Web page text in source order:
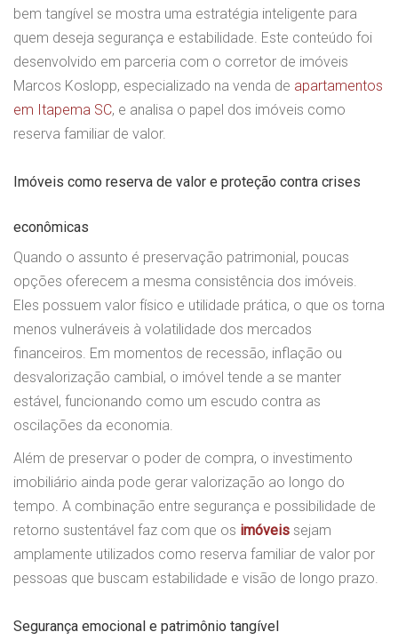
bem tangível se mostra uma estratégia inteligente para
quem deseja segurança e estabilidade. Este conteúdo foi
desenvolvido em parceria com o corretor de imóveis
Marcos Koslopp, especializado na venda de apartamentos
em Itapema SC, e analisa o papel dos imóveis como
reserva familiar de valor.
Imóveis como reserva de valor e proteção contra crises
econômicas
Quando o assunto é preservação patrimonial, poucas
opções oferecem a mesma consistência dos imóveis.
Eles possuem valor físico e utilidade prática, o que os torna
menos vulneráveis à volatilidade dos mercados
financeiros. Em momentos de recessão, inflação ou
desvalorização cambial, o imóvel tende a se manter
estável, funcionando como um escudo contra as
oscilações da economia.
Além de preservar o poder de compra, o investimento
imobiliário ainda pode gerar valorização ao longo do
tempo. A combinação entre segurança e possibilidade de
retorno sustentável faz com que os imóveis sejam
amplamente utilizados como reserva familiar de valor por
pessoas que buscam estabilidade e visão de longo prazo.
Segurança emocional e patrimônio tangível